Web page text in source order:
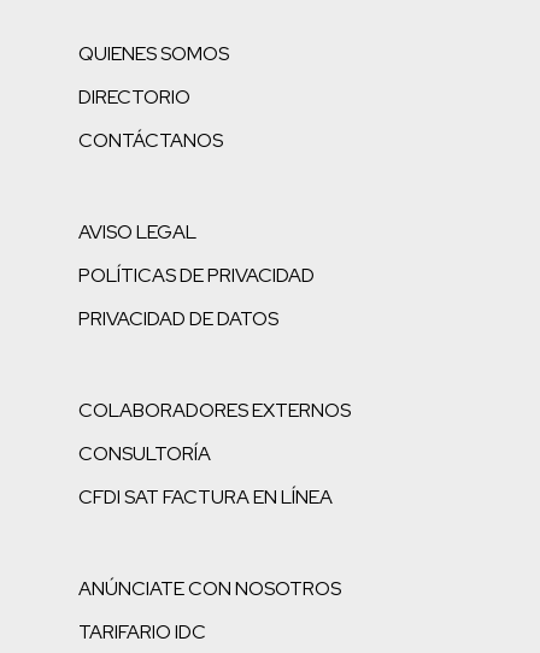
QUIENES SOMOS
DIRECTORIO
CONTÁCTANOS
AVISO LEGAL
POLÍTICAS DE PRIVACIDAD
PRIVACIDAD DE DATOS
COLABORADORES EXTERNOS
CONSULTORÍA
CFDI SAT FACTURA EN LÍNEA
ANÚNCIATE CON NOSOTROS
TARIFARIO IDC